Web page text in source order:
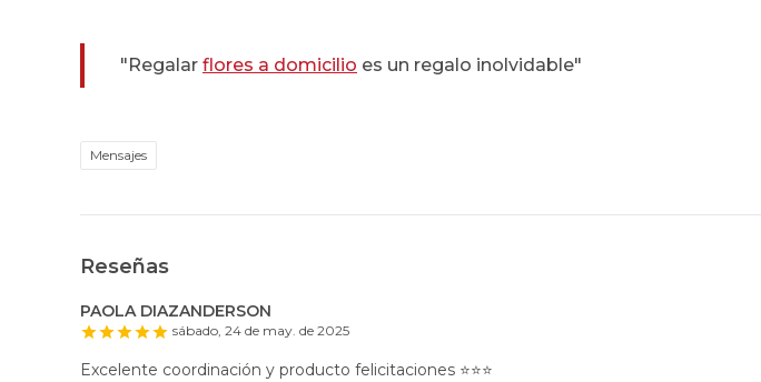
"Regalar flores a domicilio es un regalo inolvidable"
Mensajes
Reseñas
PAOLA DIAZANDERSON
sábado, 24 de may. de 2025
Excelente coordinación y producto felicitaciones ⭐️⭐️⭐️